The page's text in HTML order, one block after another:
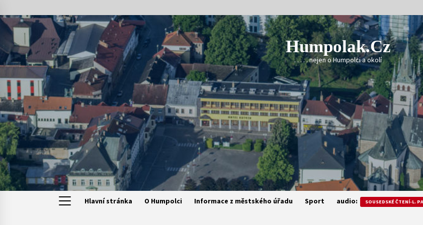
to
content
Humpolak.cz
. . . . . nejen o Humpolci a okolí
Hlavní stránka O Humpolci Informace z městského úřadu Sport audio: SOUSEDSKÉ ČTENÍ-L.